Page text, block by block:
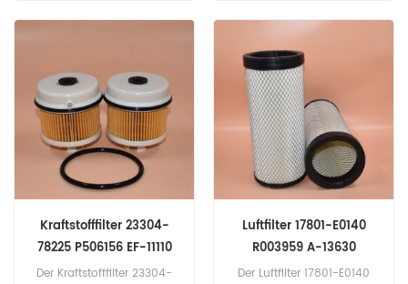
W STUFE IIIA, BÜFFEL 6 W
STUFE IIIA.
Mobile Harbour, Dexheimer
509.
Kraftstofffilter 23304-
78225 P506156 EF-11110
FF5734 FE26020
Der Kraftstofffilter 23304-
Luftfilter 17801-E0140
R003959 A-13630
Der Luftfilter 17801-E0140